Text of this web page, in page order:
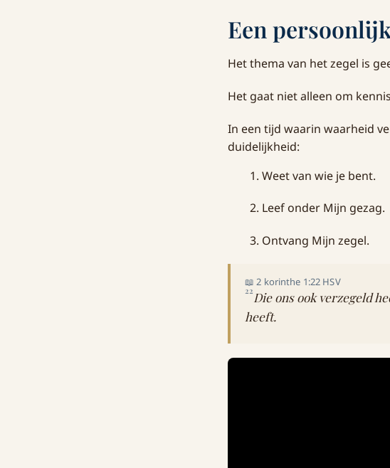
Een
Het thema van het zegel is
Het gaat niet alleen om
In een tijd waarin waarheid
duidelijkheid:
Weet van wie je bent.
Leef onder Mijn gezag.
Ontvang Mijn zegel.
📖 2 korinthe 1:22 HSV
22Die ons ook verzegeld
heeft.